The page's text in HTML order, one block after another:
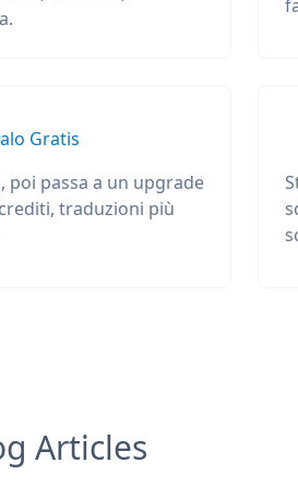
Gratis
poi passa a un upgrade
traduzioni più
Articles